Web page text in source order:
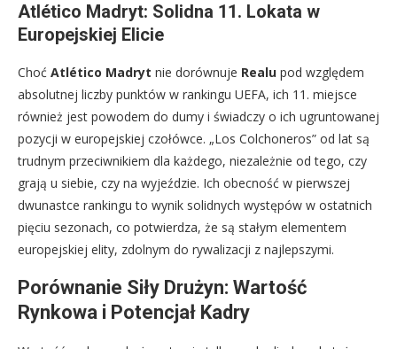
Atlético Madryt: Solidna 11. Lokata w
Europejskiej Elicie
Choć Atlético Madryt nie dorównuje Realu pod względem
absolutnej liczby punktów w rankingu UEFA, ich 11. miejsce
również jest powodem do dumy i świadczy o ich ugruntowanej
pozycji w europejskiej czołówce. „Los Colchoneros” od lat są
trudnym przeciwnikiem dla każdego, niezależnie od tego, czy
grają u siebie, czy na wyjeździe. Ich obecność w pierwszej
dwunastce rankingu to wynik solidnych występów w ostatnich
pięciu sezonach, co potwierdza, że są stałym elementem
europejskiej elity, zdolnym do rywalizacji z najlepszymi.
Porównanie Siły Drużyn: Wartość
Rynkowa i Potencjał Kadry